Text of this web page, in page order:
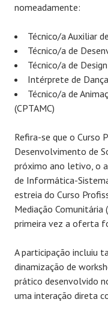
nomeadamente:
Técnico/a Auxiliar
Técnico/a de
Técnico/a de
Intérprete de
Técnico/a de
(CPTAMC)
Refira-se que o Curso
Desenvolvimento de
próximo ano letivo, o
de Informática-
estreia do Curso
Mediação Comunitária
primeira vez a oferta
A participação incluiu
dinamização de
prático desenvolvido
uma interação direta